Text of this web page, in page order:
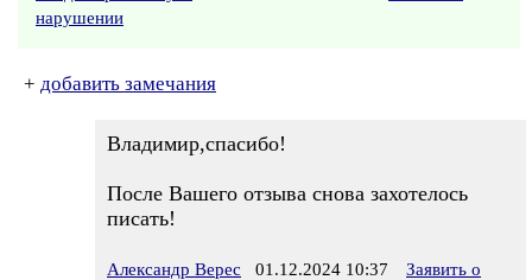
нарушении
+ добавить замечания
Владимир,спасибо!
После Вашего отзыва снова захотелось
писать!
Александр Верес 01.12.2024 10:37
Заявить о